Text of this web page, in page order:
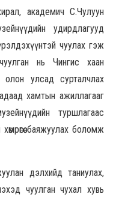
академич С.Чулуун
удирдлагууд
чуулах гэж
нь Чингис хаан
улсад сурталчлах
хамтын ажиллагааг
туршлагаас
баяжуулах боломж
дэлхийд таниулах,
чуулган чухал хувь